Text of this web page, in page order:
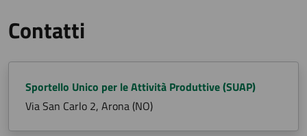
Contatti
Sportello Unico per le Attività Produttive (SUAP)
Via San Carlo 2, Arona (NO)